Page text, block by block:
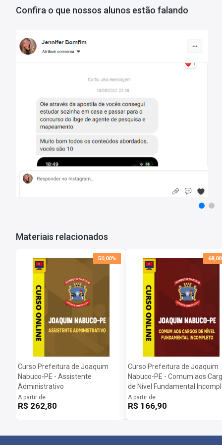
Tempo de acesso:365 dias
*O prazo de acesso começa a contar a partir da data de confirmação de
Confira o que nossos alunos estão falando
Materiais relacionados
50,00%
Curso Prefeitura de Joaquim
Nabuco-PE - Assistente
Administrativo
A partir de
R$ 262,80
Curso Prefeitura de Joaquim
Nabuco-PE - Comum aos
de Nível Fundamental
A partir de
R$ 166,90